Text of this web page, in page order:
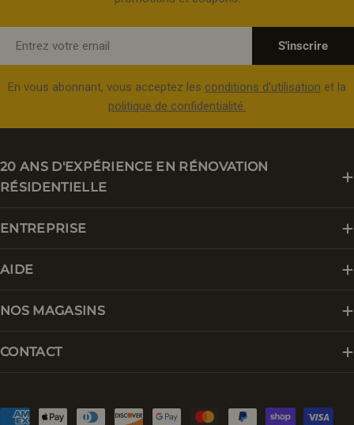
S'inscrire
En vous abonnant, vous acceptez les conditions d'utilisation et la
politique de confidentialité.
20 ANS D'EXPÉRIENCE EN RÉNOVATION
RÉSIDENTIELLE
ENTREPRISE
AIDE
NOS MAGASINS
CONTACT
Modes